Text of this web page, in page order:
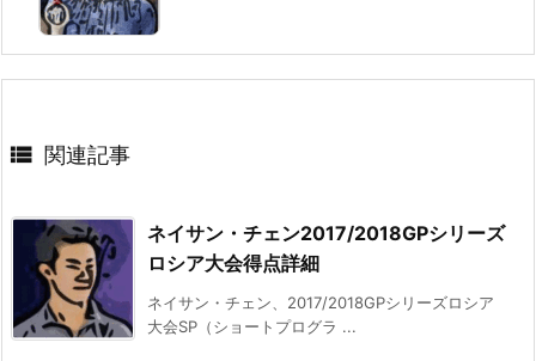
 関連記事
ネイサン・チェン2017/2018GPシリーズ
ロシア大会得点詳細
ネイサン・チェン、2017/2018GPシリーズロシア
大会SP（ショートプログラ ...